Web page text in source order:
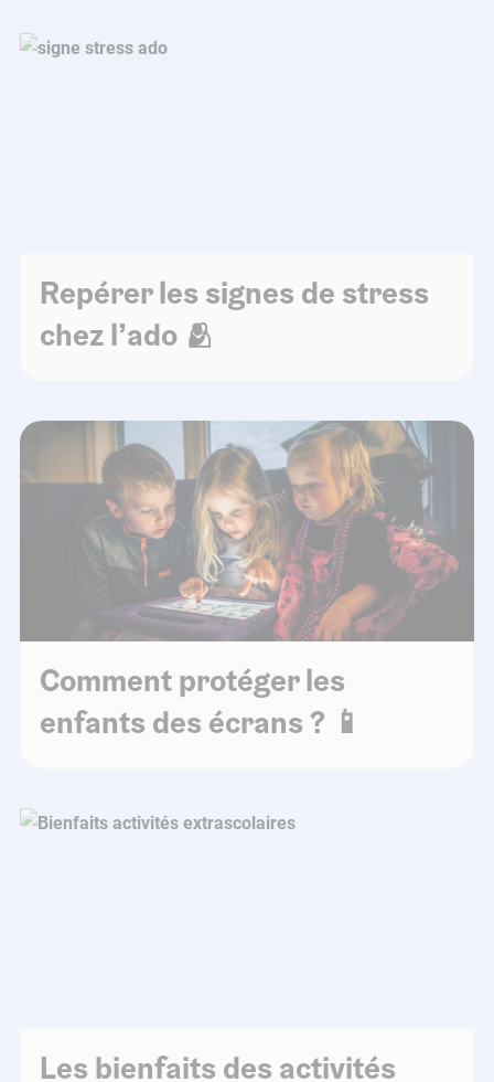
Repérer les signes de stress
chez l’ado 🫂
Comment protéger les
enfants des écrans ? 📱
Les bienfaits des activités